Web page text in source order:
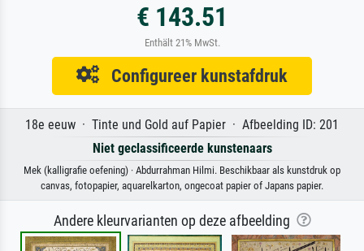
€ 143.51
Enthält 21% MwSt.
Configureer kunstafdruk
18e eeuw · Tinte und Gold auf Papier · Afbeelding ID: 201
Niet geclassificeerde kunstenaars
Mek (kalligrafie oefening) · Abdurrahman Hilmi. Beschikbaar als kunstdruk op
canvas, fotopapier, aquarelkarton, ongecoat papier of Japans papier.
Andere kleurvarianten op deze afbeelding